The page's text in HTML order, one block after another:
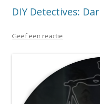
DIY Detectives:
Geef een reactie